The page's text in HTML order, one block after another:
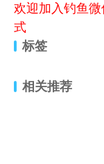
欢迎加入钓鱼
式
标签
相关推荐